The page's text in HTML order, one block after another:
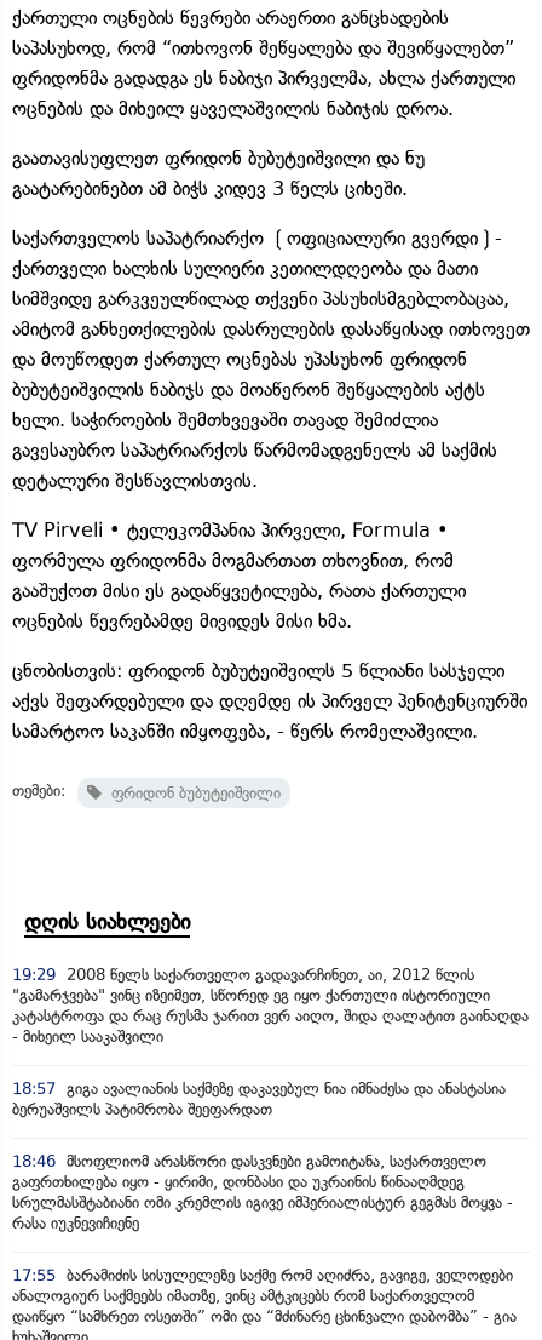
ქართული ოცნების წევრები არაერთი განცხადების
საპასუხოდ, რომ “ითხოვონ შეწყალება და შევიწყალებთ”
ფრიდონმა გადადგა ეს ნაბიჯი პირველმა, ახლა ქართული
ოცნების და მიხეილ ყაველაშვილის ნაბიჯის დროა.
გაათავისუფლეთ ფრიდონ ბუბუტეიშვილი და ნუ
გაატარებინებთ ამ ბიჭს კიდევ 3 წელს ციხეში.
საქართველოს საპატრიარქო ❲ოფიციალური გვერდი❳-
ქართველი ხალხის სულიერი კეთილდღეობა და მათი
სიმშვიდე გარკვეულწილად თქვენი პასუხისმგებლობაცაა,
ამიტომ განხეთქილების დასრულების დასაწყისად ითხოვეთ
და მოუწოდეთ ქართულ ოცნებას უპასუხონ ფრიდონ
ბუბუტეიშვილის ნაბიჯს და მოაწერონ შეწყალების აქტს
ხელი. საჭიროების შემთხვევაში თავად შემიძლია
გავესაუბრო საპატრიარქოს წარმომადგენელს ამ საქმის
დეტალური შესწავლისთვის.
TV Pirveli • ტელეკომპანია პირველი, Formula •
ფორმულა ფრიდონმა მოგმართათ თხოვნით, რომ
გააშუქოთ მისი ეს გადაწყვეტილება, რათა ქართული
ოცნების წევრებამდე მივიდეს მისი ხმა.
ცნობისთვის: ფრიდონ ბუბუტეიშვილს 5 წლიანი სასჯელი
აქვს შეფარდებული და დღემდე ის პირველ პენიტენციურში
სამარტოო საკანში იმყოფება, - წერს რომელაშვილი.
თემები: ფრიდონ ბუბუტეიშვილი
დღის სიახლეები
19:29
2008 წელს საქართველო გადავარჩინეთ, აი, 2012 წლის
"გამარჯვება" ვინც იზეიმეთ, სწორედ ეგ იყო ქართული ისტორიული
კატასტროფა და რაც რუსმა ჯარით ვერ აიღო, შიდა ღალატით გაინაღდა
- მიხეილ სააკაშვილი
18:57 გიგა ავალიანის საქმეზე დაკავებულ ნია იმნაძესა და ანასტასია
ბერუაშვილს პატიმრობა შეეფარდათ
18:46 მსოფლიომ არასწორი დასკვნები გამოიტანა, საქართველო
გაფრთხილება იყო - ყირიმი, დონბასი და უკრაინის წინააღმდეგ
სრულმასშტაბიანი ომი კრემლის იგივე იმპერიალისტურ გეგმას მოყვა -
რასა იუკნევიჩიენე
17:55 ბარამიძის სისულელეზე საქმე რომ აღიძრა, გავიგე, ველოდები
ანალოგიურ საქმეებს იმათზე, ვინც ამტკიცებს რომ საქართველომ
დაიწყო “სამხრეთ ოსეთში” ომი და “მძინარე ცხინვალი დაბომბა” - გია
ხუხაშვილი